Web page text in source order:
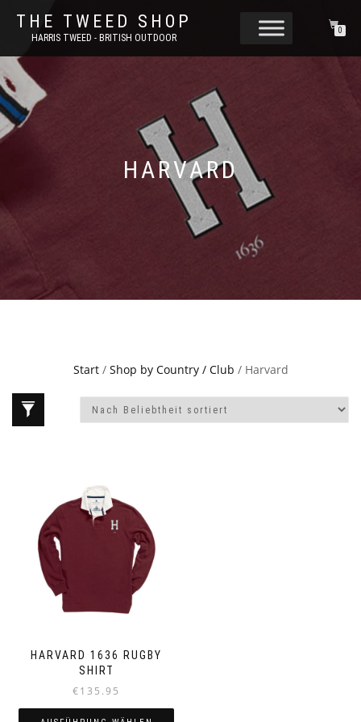
THE TWEED SHOP
HARRIS TWEED - BRITISH OUTDOOR
0
HARVARD
Start/ Shop by Country / Club / Harvard
HARVARD 1636 RUGBY
SHIRT
€135.95